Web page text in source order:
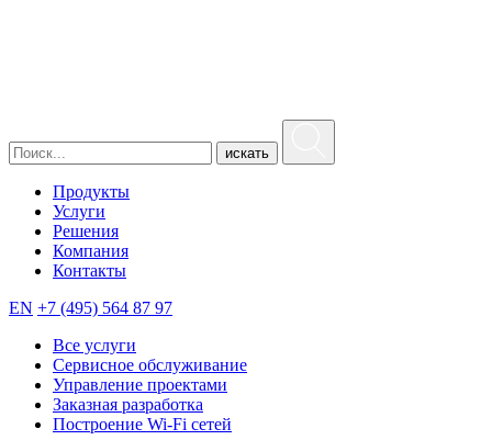
искать
Продукты
Услуги
Решения
Компания
Контакты
EN +7 (495) 564 87 97
Все услуги
Сервисное обслуживание
Управление проектами
Заказная разработка
Построение Wi-Fi сетей